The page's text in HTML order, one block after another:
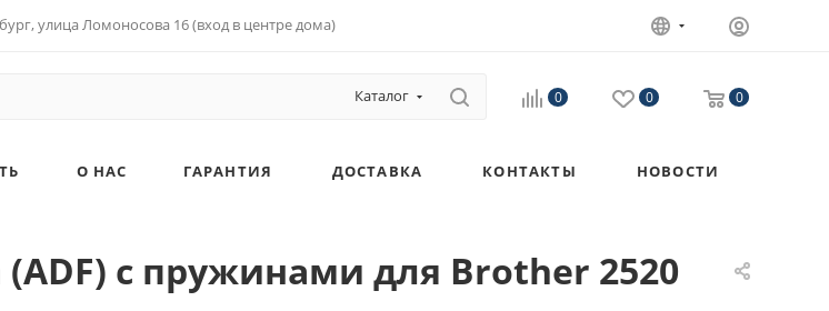
улица Ломоносова 16 (вход в центре дома)
Каталог 0 0 0
О НАС ГАРАНТИЯ ДОСТАВКА КОНТАКТЫ НОВОСТИ
с пружинами для Brother 2520